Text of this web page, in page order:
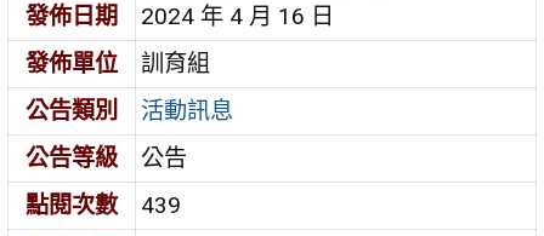
發佈日期
2024 年 4 月 16 日
發佈單位
訓育組
公告類別
活動訊息
公告等級
公告
點閱次數
439